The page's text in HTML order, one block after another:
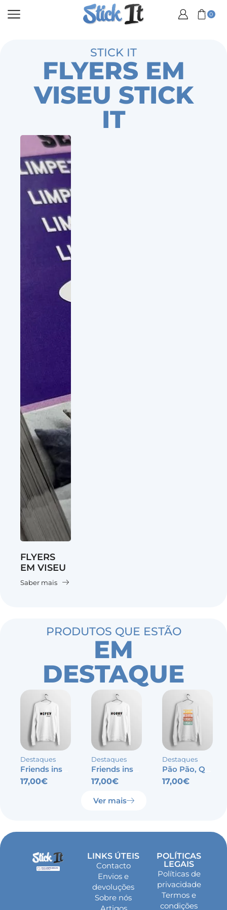
0
STICK IT
FLYERS EM
VISEU STICK
IT
FLYERS
EM VISEU
Saber mais
PRODUTOS QUE ESTÃO
EM
DESTAQUE
Destaques
17,00€
Destaques
17,00€
Destaques
17,00€
Ver mais
LINKS ÚTEIS
Contacto
Envios e
devoluções
Sobre nós
POLÍTICAS
LEGAIS
Políticas de
privacidade
Termos e
condições